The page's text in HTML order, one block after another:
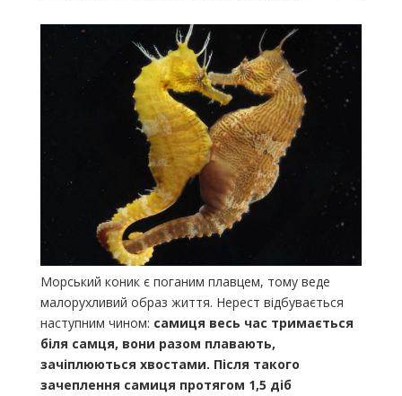
Морський коник є поганим плавцем, тому веде
малорухливий образ життя. Нерест відбувається
наступним чином: самиця весь час тримається
біля самця, вони разом плавають,
зачіплюються хвостами. Після такого
зачеплення самиця протягом 1,5 діб